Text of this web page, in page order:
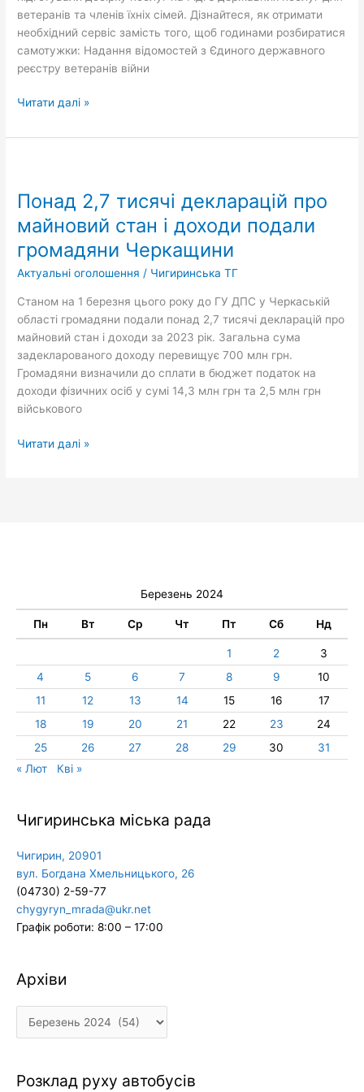
ветеранів та членів їхніх сімей. Дізнайтеся, як отримати
необхідний сервіс замість того, щоб годинами розбиратися
самотужки: Надання відомостей з Єдиного державного
реєстру ветеранів війни
Читати далі »
Понад 2,7 тисячі декларацій про
майновий стан і доходи подали
громадяни Черкащини
Актуальні оголошення / Чигиринська ТГ
Станом на 1 березня цього року до ГУ ДПС у Черкаській
області громадяни подали понад 2,7 тисячі декларацій про
майновий стан і доходи за 2023 рік. Загальна сума
задекларованого доходу перевищує 700 млн грн.
Громадяни визначили до сплати в бюджет податок на
доходи фізичних осіб у сумі 14,3 млн грн та 2,5 млн грн
військового
тисячі
декларацій
про
майновий
стан
доходи
подали
громадяни
Черкащини
Читати далі »
Березень 2024
Пн Вт Ср Чт Пт Сб Нд
1 2
3
4
5 6 7 8 9
10
11
12 13 14 15 16
17
18
19 20 21 22 23
24
25
26 27 28 29 30
31
« Лют
Кві »
Чигиринська міська рада
Чигирин, 20901
вул. Богдана Хмельницького, 26
(04730) 2-59-77
chygyryn_mrada@ukr.net
Графік роботи: 8:00 – 17:00
Архіви
Архіви
Розклад руху автобусів